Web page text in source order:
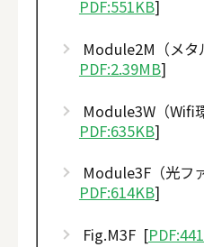
PDF:551KB]
Module2M（メ
PDF:2.39MB]
Module3W（Wifi
PDF:635KB]
Module3F（光フ
PDF:614KB]
Fig.M3F [